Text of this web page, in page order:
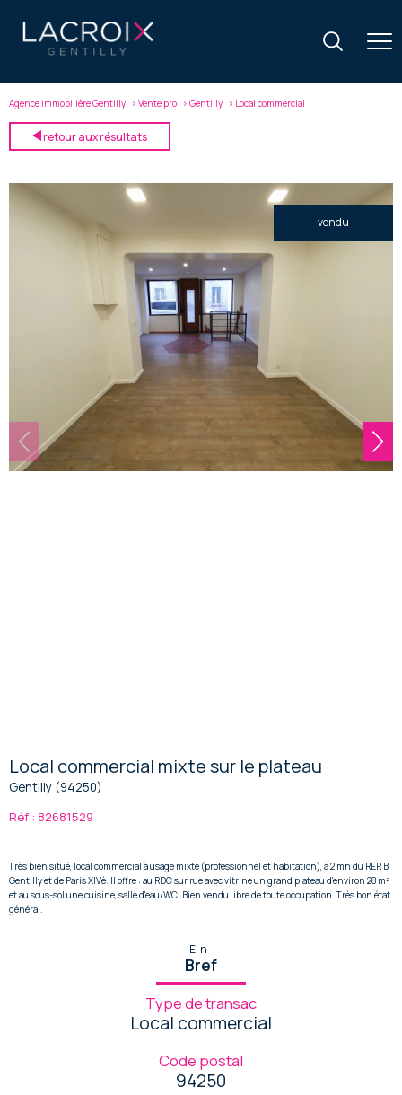
Agence immobilière Gentilly Vente pro Gentilly Local commercial
retour aux résultats
vendu
Local commercial mixte sur le plateau
Gentilly (94250)
Réf : 82681529
Très bien situé, local commercial à usage mixte (professionnel et habitation), à 2 mn du RER B
Gentilly et de Paris XIVè. Il offre : au RDC sur rue avec vitrine un grand plateau d'environ 28 m²
et au sous-sol une cuisine, salle d'eau/WC. Bien vendu libre de toute occupation. Très bon état
général.
En
Bref
Type de transac
Local commercial
Code postal
94250